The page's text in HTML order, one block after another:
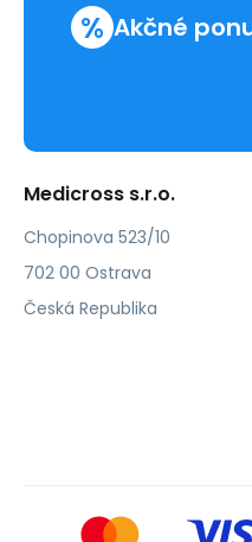
% Akčné
Medicross s.r.o.
Chopinova 523/10
702 00 Ostrava
Česká Republika